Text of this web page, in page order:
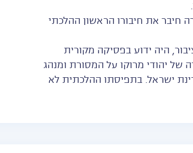
חיבר את חיבורו הראשון ההלכתי
היה ידוע בפסיקה מקורית
של יהודי מרוקו על המסורת ומנהג
ישראל. בתפיסתו ההלכתית לא